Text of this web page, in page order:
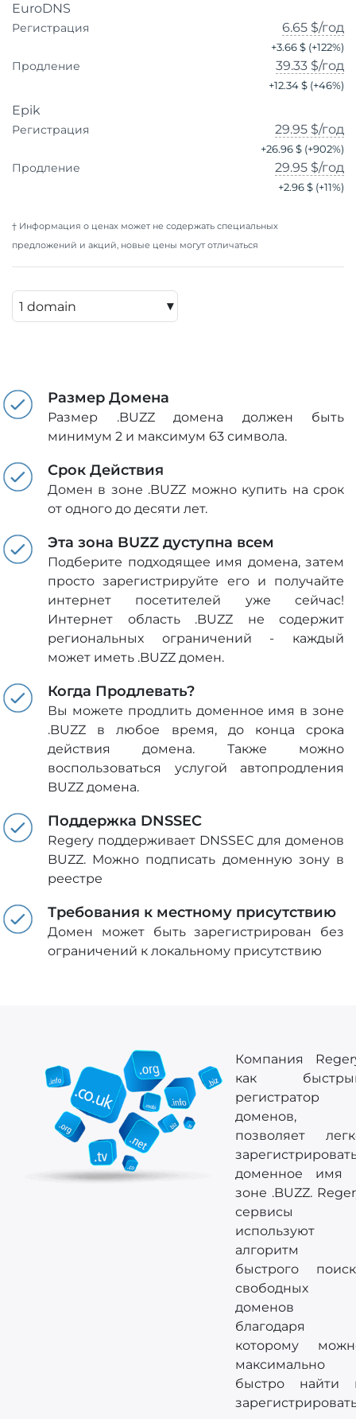
EuroDNS
Регистрация 6.65 $/год
+3.66 $ (+122%)
Продление 39.33 $/год
+12.34 $ (+46%)
Epik
Регистрация 29.95 $/год
+26.96 $ (+902%)
Продление 29.95 $/год
+2.96 $ (+11%)
† Информация о ценах может не содержать специальных
предложений и акций, новые цены могут отличаться
▾
Размер Домена
Размер .BUZZ домена должен быть
минимум 2 и максимум 63 символа.
Срок Действия
Домен в зоне .BUZZ можно купить на срок
от одного до десяти лет.
Эта зона BUZZ дуступна всем
Подберите подходящее имя домена, затем
просто зарегистрируйте его и получайте
интернет посетителей уже сейчас!
Интернет область .BUZZ не содержит
региональных ограничений - каждый
может иметь .BUZZ домен.
Когда Продлевать?
Вы можете продлить доменное имя в зоне
.BUZZ в любое время, до конца срока
действия домена. Также можно
воспользоваться услугой автопродления
BUZZ домена.
Поддержка DNSSEC
Regery поддерживает DNSSEC для доменов
BUZZ. Можно подписать доменную зону в
реестре
Требования к местному присутствию
Домен может быть зарегистрирован без
ограничений к локальному присутствию
Компания
как
регистратор
доменов,
позволяет
доменное имя
зоне .BUZZ.
сервисы
используют
алгоритм
быстрого
свободных
доменов
благодаря
которому
максимально
быстро найти